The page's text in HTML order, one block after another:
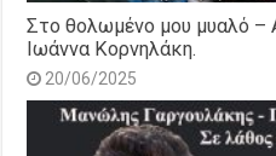
Στο θολωμένο μου μυαλό
Ιωάννα Κορνηλάκη.
20/06/2025